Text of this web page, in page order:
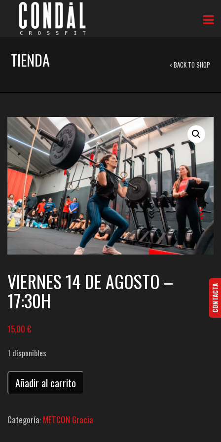
TIENDA BACK TO SHOP
VIERNES 14 DE AGOSTO –
17:30H
15,00 €
1 disponibles
METCON
Gràcia
Viernes
Añadir al carrito
Categoría: METCON Gracia
CONTACTA